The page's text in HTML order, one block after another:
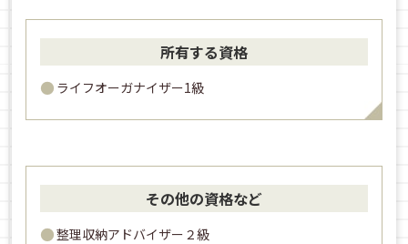
所有する資格
ライフオーガナイザー1級
その他の資格など
整理収納アドバイザー２級